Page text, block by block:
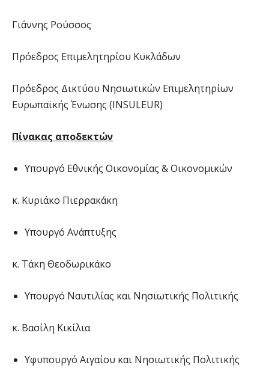
Γιάννης Ρούσσος
Πρόεδρος Επιμελητηρίου Κυκλάδων
Πρόεδρος Δικτύου Νησιωτικών Επιμελητηρίων
Ευρωπαϊκής Ένωσης (INSULEUR)
Πίνακας αποδεκτών
Υπουργό Εθνικής Οικονομίας & Οικονομικών
κ. Κυριάκο Πιερρακάκη
Υπουργό Ανάπτυξης
κ. Τάκη Θεοδωρικάκο
Υπουργό Ναυτιλίας και Νησιωτικής Πολιτικής
κ. Βασίλη Κικίλια
Υφυπουργό Αιγαίου και Νησιωτικής Πολιτικής